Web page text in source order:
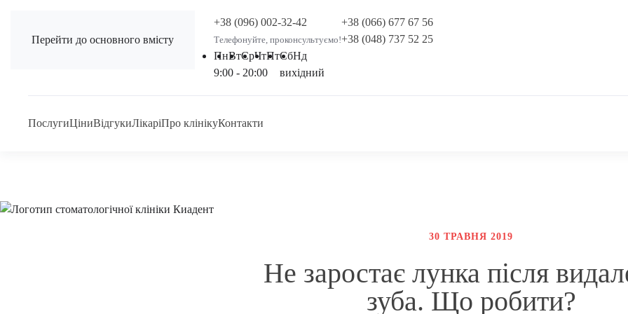
Перейти до основного вмісту
+38 (096) 002-32-42
Телефонуйте, проконсультуємо!
+38 (066) 677 67 56
+38 (048) 737 52 25
ПнВтСрЧтПт
9:00 - 20:00
СбНд
вихідний
ПослугиЦіниВідгукиЛікаріПро клінікуКонтакти
30 ТРАВНЯ 2019
Не заростає лунка після
зуба. Що робити?